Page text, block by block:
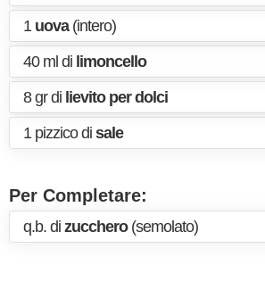
1 uova(intero)
40 ml di limoncello
8 gr di lievito per dolci
1 pizzico di sale
Per Completare:
q.b. di zucchero(semolato)